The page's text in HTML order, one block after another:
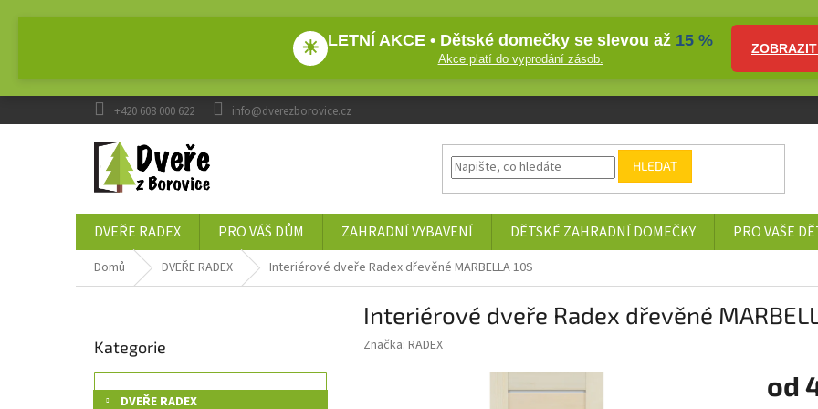
☀ LETNÍ AKCE • Dětské domečky se slevou až 15 %
Akce platí do vyprodání zásob.
+420 608 000 622 info@dverezborovice.cz
HLEDAT
DVEŘE RADEX PRO VÁŠ DŮM ZAHRADNÍ VYBAVENÍ DĚTSKÉ ZAHRADNÍ DOMEČKY PRO VAŠE
Domů DVEŘE RADEX Interiérové dveře Radex dřevěné MARBELLA 10S
kategorie
Kategorie
DVEŘE RADEX
Interiérové dveře Radex dřevěné
Značka: RADEX
od